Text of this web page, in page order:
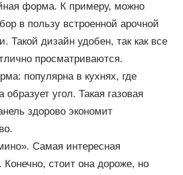
форма. К примеру, можно
в пользу встроенной арочной
Такой дизайн удобен, так как все
просматриваются.
популярна в кухнях, где
угол. Такая газовая
здорово экономит
Самая интересная
Конечно, стоит она дороже, но